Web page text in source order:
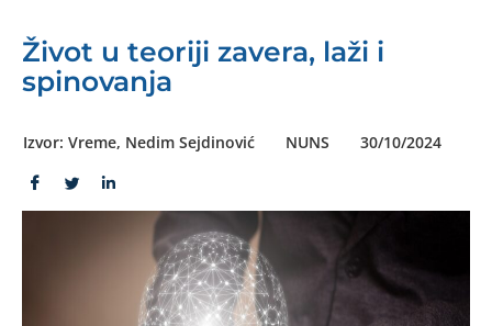
Život u teoriji zavera, laži i
spinovanja
Izvor: Vreme, Nedim Sejdinović NUNS 30/10/2024